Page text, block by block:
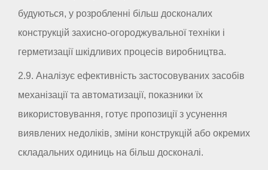
будуються, у розробленні більш досконалих
конструкцій захисно-огороджувальної техніки і
герметизації шкідливих процесів виробництва.
2.9. Аналізує ефективність застосовуваних засобів
механізації та автоматизації, показники їх
використовування, готує пропозиції з усунення
виявлених недоліків, зміни конструкцій або окремих
складальних одиниць на більш досконалі.